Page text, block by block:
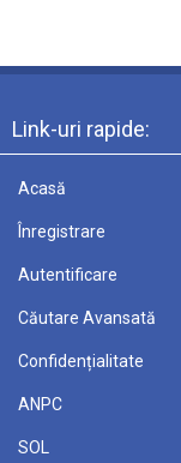
Link-uri rapide:
Acasă
Înregistrare
Autentificare
Căutare Avansată
Confidențialitate
ANPC
SOL